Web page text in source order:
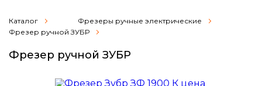
Каталог
Фрезеры ручные электрические
Фрезер ручной ЗУБР
Фрезер ручной ЗУБР